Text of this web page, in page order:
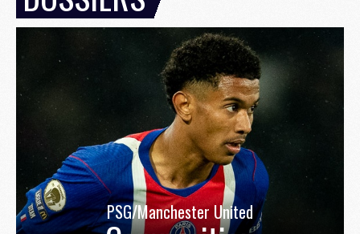
PSG/Manchester United